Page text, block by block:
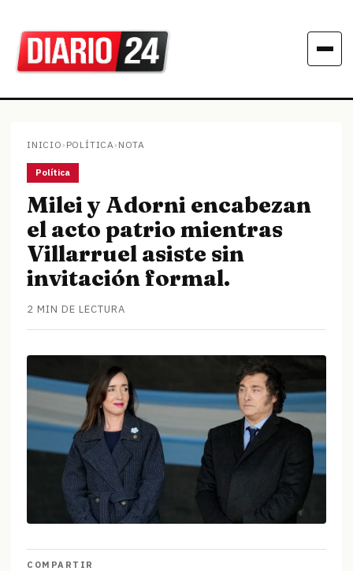
INICIO› POLÍTICA› NOTA
Política
Milei y Adorni encabezan
el acto patrio mientras
Villarruel asiste sin
invitación formal.
2 MIN DE LECTURA
COMPARTIR